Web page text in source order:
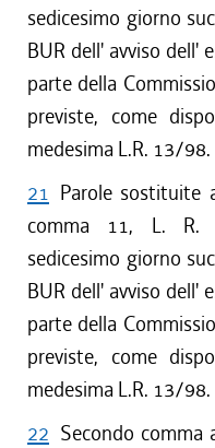
sedicesimo giorno
BUR dell' avviso dell'
parte della
previste, come
medesima L.R. 13/98.
21 Parole sostituite
comma 11, L.
sedicesimo giorno
BUR dell' avviso dell'
parte della
previste, come
medesima L.R. 13/98.
22 Secondo comma